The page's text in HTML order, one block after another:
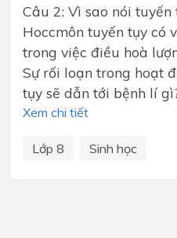
Câu 2: Vì sao nói
Hoccmôn tuyến tụy có
trong việc điều hoà
Sự rối loạn trong hoạt
tụy sẽ dẫn tới bệnh lí
Xem chi tiết
Lớp 8 Sinh học